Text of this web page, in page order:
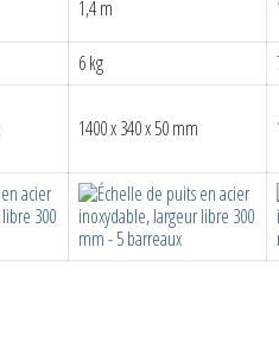
1,4 m
6 kg
1400 x 340 x 50 mm